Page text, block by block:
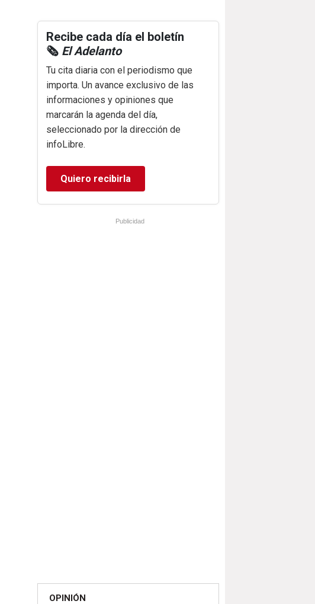
Recibe cada día el boletín
🗞️ El Adelanto
Tu cita diaria con el periodismo que
importa. Un avance exclusivo de las
informaciones y opiniones que
marcarán la agenda del día,
seleccionado por la dirección de
infoLibre.
Quiero recibirla
Publicidad
OPINIÓN